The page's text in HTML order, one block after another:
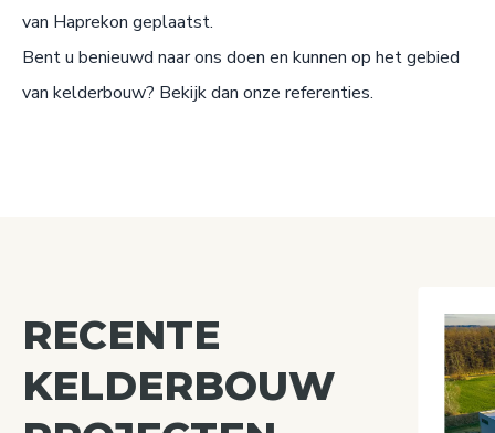
van Haprekon geplaatst.
Bent u benieuwd naar ons doen en kunnen op het gebied
van kelderbouw? Bekijk dan onze referenties.
RECENTE
KELDERBOUW